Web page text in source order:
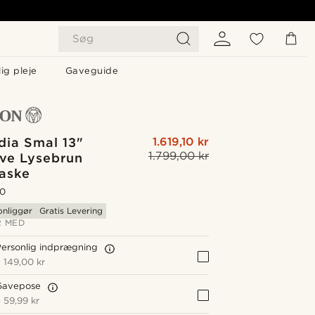
Søg
pleje Gaveguide
Smal 13"
Lysebrun
1.799,00 kr
1.619,10 kr
Gratis Levering
MED
indprægning
149,00 kr
59,99 kr